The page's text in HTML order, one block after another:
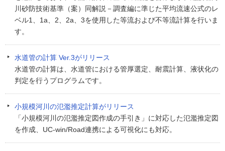
川砂防技術基準（案）同解説－調査編に準じた平均流速公式のレ
ベル1、1a、2、2a、3を使用した等流および不等流計算を行いま
す。
水道管の計算 Ver.3がリリース
水道管の計算は、水道管における管厚選定、耐震計算、液状化の
判定を行うプログラムです。
小規模河川の氾濫推定計算がリリース
「小規模河川の氾濫推定図作成の手引き」に対応した氾濫推定図
を作成、UC-win/Road連携による可視化にも対応。